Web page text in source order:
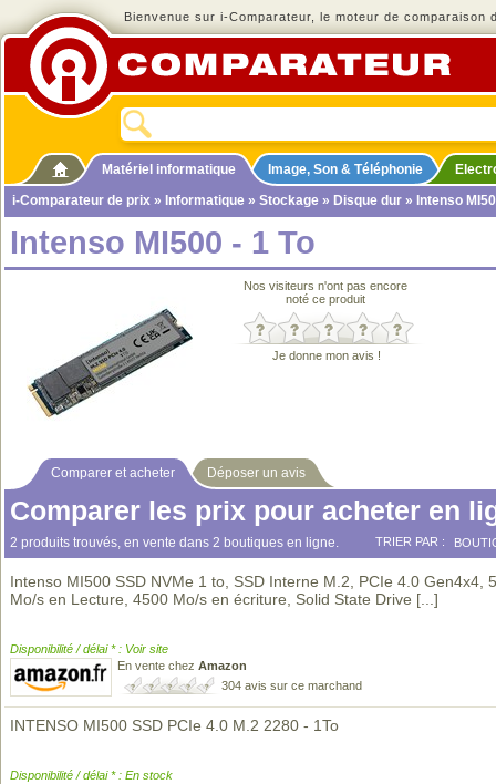
Bienvenue sur i-Comparateur, le moteur de comparaison
Matériel informatique Image, Son & Téléphonie
i-Comparateur de prix » Informatique » Stockage » Disque dur » Intenso
Intenso MI500 - 1 To
Nos visiteurs n'ont pas encore
noté ce produit
Je donne mon avis !
Comparer et acheter Déposer un avis
Comparer les prix pour acheter en
2 produits trouvés, en vente dans 2 boutiques en ligne. TRIER PAR :
Intenso MI500 SSD NVMe 1 to, SSD Interne M.2, PCIe 4.0 Gen4x4,
Mo/s en Lecture, 4500 Mo/s en écriture, Solid State Drive [...]
Disponibilité / délai * : Voir site
En vente chez Amazon
304 avis sur ce marchand
INTENSO MI500 SSD PCIe 4.0 M.2 2280 - 1To
Disponibilité / délai * : En stock